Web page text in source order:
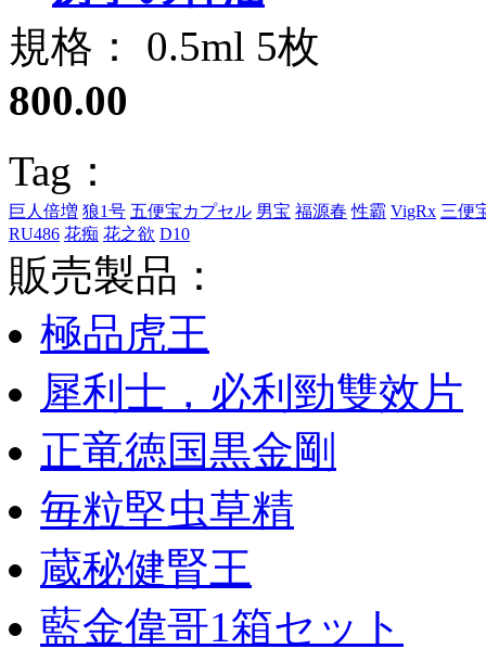
規格： 0.5ml 5枚
800.00
Tag：
巨人倍増 狼1号 五便宝カプセル 男宝 福源春 性霸 VigRx 三便
RU486 花痴 花之欲 D10
販売製品：
極品虎王
犀利士，必利勁雙效片
正竜徳国黒金剛
毎粒堅虫草精
蔵秘健腎王
藍金偉哥1箱セット